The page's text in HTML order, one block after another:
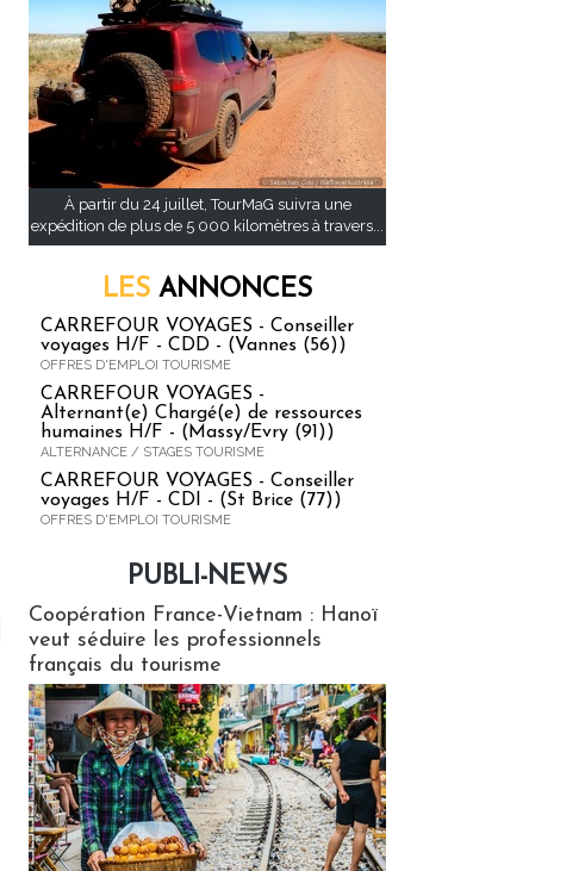
À partir du 24 juillet, TourMaG suivra une
expédition de plus de 5 000 kilomètres à travers...
LES ANNONCES
CARREFOUR VOYAGES - Conseiller
voyages H/F - CDD - (Vannes (56))
OFFRES D'EMPLOI TOURISME
CARREFOUR VOYAGES -
Alternant(e) Chargé(e) de ressources
humaines H/F - (Massy/Evry (91))
ALTERNANCE / STAGES TOURISME
CARREFOUR VOYAGES - Conseiller
voyages H/F - CDI - (St Brice (77))
OFFRES D'EMPLOI TOURISME
PUBLI-NEWS
Coopération France-Vietnam : Hanoï
veut séduire les professionnels
français du tourisme